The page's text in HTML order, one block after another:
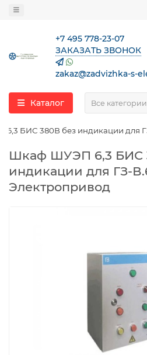
+7 495 778-23-07
ЗАКАЗАТЬ ЗВОНОК
zakaz@zadvizhka-s-
Каталог Все категории
БИС 380В без индикации для
Шкаф ШУЭП 6,3 БИС
индикации для ГЗ-
Электропривод